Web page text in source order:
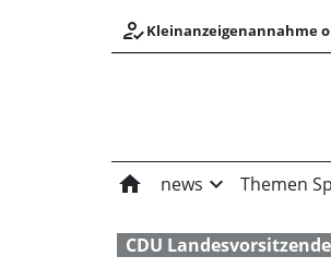
how_to_regKleinanzeigenannahme
home news expand_more Themen
CDU